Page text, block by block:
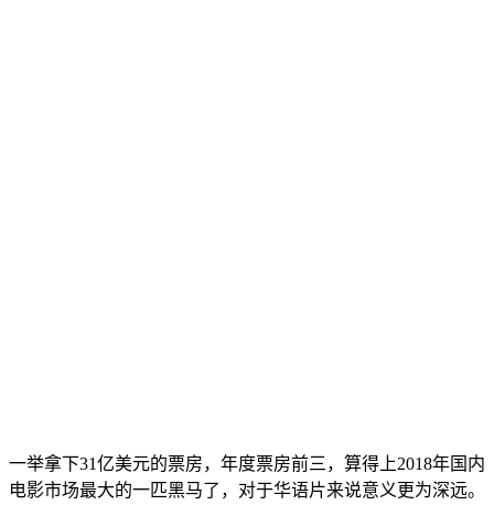
一举拿下31亿美元的票房，年度票房前三，算得上2018年国内
电影市场最大的一匹黑马了，对于华语片来说意义更为深远。